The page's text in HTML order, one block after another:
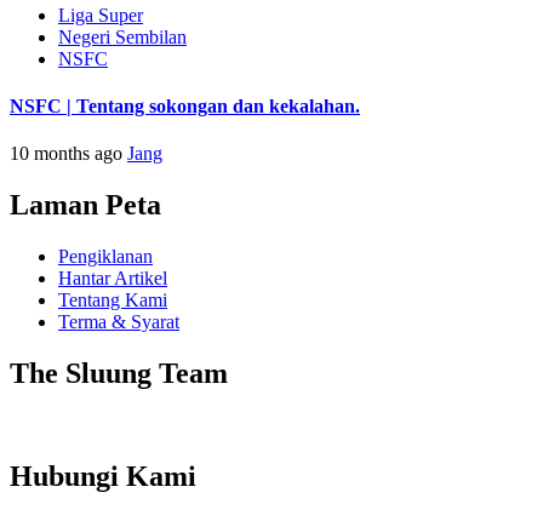
Liga Super
Negeri Sembilan
NSFC
NSFC | Tentang sokongan dan kekalahan.
10 months ago Jang
Laman Peta
Pengiklanan
Hantar Artikel
Tentang Kami
Terma & Syarat
The Sluung Team
Hubungi Kami